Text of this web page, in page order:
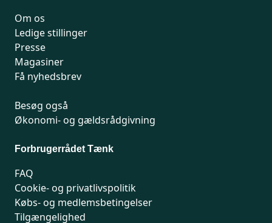
Om os
Ledige stillinger
Presse
Magasiner
Få nyhedsbrev
Besøg også
Økonomi- og gældsrådgivning
Forbrugerrådet Tænk
FAQ
Cookie- og privatlivspolitik
Købs- og medlemsbetingelser
Tilgængelighed